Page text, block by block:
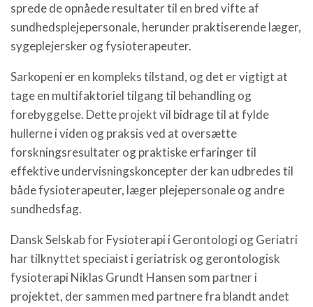
sprede de opnåede resultater til en bred vifte af
sundhedsplejepersonale, herunder praktiserende læger,
sygeplejersker og fysioterapeuter.
Sarkopeni er en kompleks tilstand, og det er vigtigt at
tage en multifaktoriel tilgang til behandling og
forebyggelse. Dette projekt vil bidrage til at fylde
hullerne i viden og praksis ved at oversætte
forskningsresultater og praktiske erfaringer til
effektive undervisningskoncepter der kan udbredes til
både fysioterapeuter, læger plejepersonale og andre
sundhedsfag.
Dansk Selskab for Fysioterapi i Gerontologi og Geriatri
har tilknyttet speciaist i geriatrisk og gerontologisk
fysioterapi Niklas Grundt Hansen som partner i
projektet, der sammen med partnere fra blandt andet